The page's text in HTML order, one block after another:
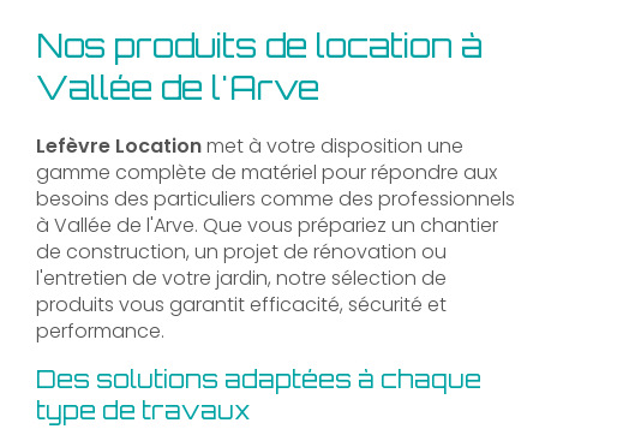
Nos produits de location à
Vallée de l'Arve
Lefèvre Locationmet à votre disposition une
gamme complète de matériel pour répondre aux
besoins des particuliers comme des professionnels
à Vallée de l'Arve. Que vous prépariez un chantier
de construction, un projet de rénovation ou
l'entretien de votre jardin, notre sélection de
produits vous garantit efficacité, sécurité et
performance.
Des solutions adaptées à chaque
type de travaux